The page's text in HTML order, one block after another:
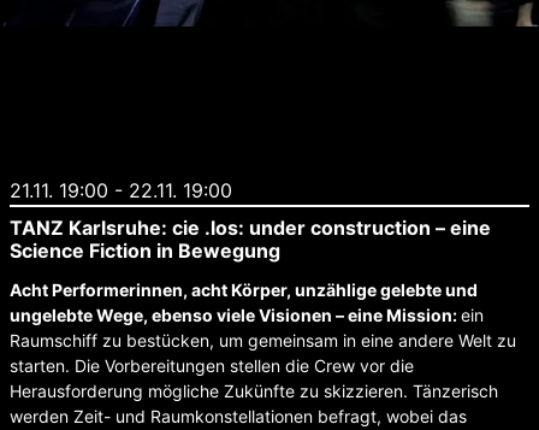
21.11. 19:00 - 22.11. 19:00
TANZ Karlsruhe: cie .los: under construction – eine
Science Fiction in Bewegung
Acht Performerinnen, acht Körper, unzählige gelebte und
ungelebte Wege, ebenso viele Visionen – eine Mission:ein
Raumschiff zu bestücken, um gemeinsam in eine andere Welt zu
starten. Die Vorbereitungen stellen die Crew vor die
Herausforderung mögliche Zukünfte zu skizzieren. Tänzerisch
werden Zeit- und Raumkonstellationen befragt, wobei das